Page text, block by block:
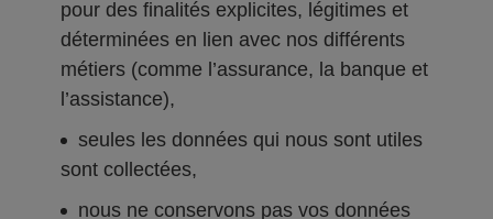
pour des finalités explicites, légitimes et
déterminées en lien avec nos différents
métiers (comme l’assurance, la banque et
l’assistance),
seules les données qui nous sont utiles
sont collectées,
nous ne conservons pas vos données